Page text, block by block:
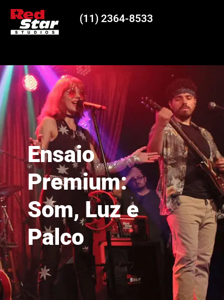
(11) 2364-8533
Ensaio
Premium:
Som, Luz e
Palco